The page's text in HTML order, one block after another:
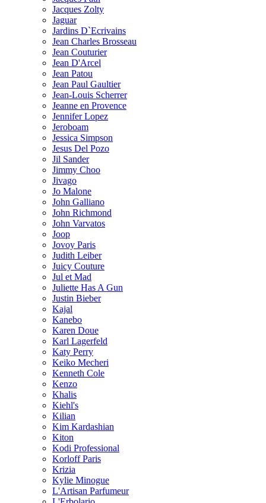
Jacques Zolty
Jaguar
Jardins D`Ecrivains
Jean Charles Brosseau
Jean Couturier
Jean D'Arcel
Jean Patou
Jean Paul Gaultier
Jean-Louis Scherrer
Jeanne en Provence
Jennifer Lopez
Jeroboam
Jessica Simpson
Jesus Del Pozo
Jil Sander
Jimmy Choo
Jivago
Jo Malone
John Galliano
John Richmond
John Varvatos
Joop
Jovoy Paris
Judith Leiber
Juicy Couture
Jul et Mad
Juliette Has A Gun
Justin Bieber
Kajal
Kanebo
Karen Doue
Karl Lagerfeld
Katy Perry
Keiko Mecheri
Kenneth Cole
Kenzo
Khalis
Kiehl's
Kilian
Kim Kardashian
Kiton
Kodi Professional
Korloff Paris
Krizia
Kylie Minogue
L'Artisan Parfumeur